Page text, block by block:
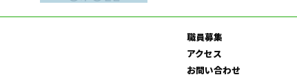
職員募集
アクセス
お問い合わせ